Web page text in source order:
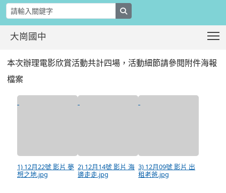
大崗國中
桃園市家庭教育中心辦理之「110年愛
本次辦理電影欣賞活動共計四場，活動細節請參閱附件海報
檔案
1) 12月22號 影片 夢
想之地.jpg
2) 12月14號 影片 海
邊走走.jpg
3) 12月09號 影片 出
租老爸.jpg